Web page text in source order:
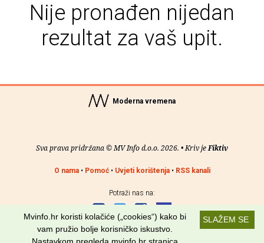
Nije pronađen nijedan
rezultat za vaš upit.
Moderna vremena
Sva prava pridržana © MV Info d.o.o. 2026. • Kriv jeFiktiv
O nama• Pomoć• Uvjeti korištenja• RSS kanali
Potraži nas na:
SLAŽEM SE
Mvinfo.hr koristi kolačiće („cookies“) kako bi
vam pružio bolje korisničko iskustvo.